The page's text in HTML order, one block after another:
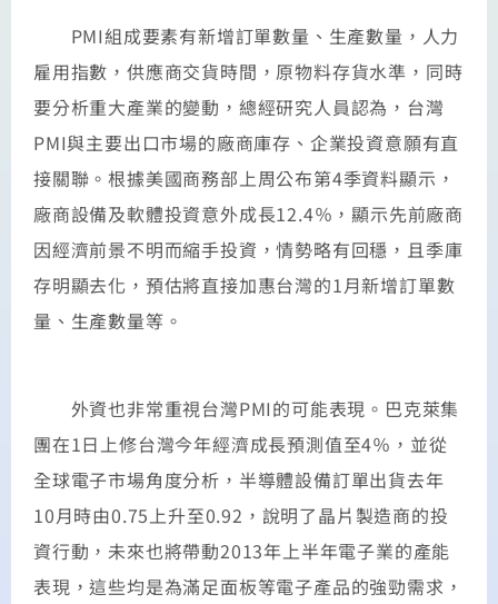
PMI組成要素有新增訂單數量、生產數量，人力
雇用指數，供應商交貨時間，原物料存貨水準，同時
要分析重大產業的變動，總經研究人員認為，台灣
PMI與主要出口市場的廠商庫存、企業投資意願有直
接關聯。根據美國商務部上周公布第4季資料顯示，
廠商設備及軟體投資意外成長12.4％，顯示先前廠商
因經濟前景不明而縮手投資，情勢略有回穩，且季庫
存明顯去化，預估將直接加惠台灣的1月新增訂單數
量、生產數量等。
外資也非常重視台灣PMI的可能表現。巴克萊集
團在1日上修台灣今年經濟成長預測值至4％，並從
全球電子市場角度分析，半導體設備訂單出貨去年
10月時由0.75上升至0.92，說明了晶片製造商的投
資行動，未來也將帶動2013年上半年電子業的產能
表現，這些均是為滿足面板等電子產品的強勁需求，